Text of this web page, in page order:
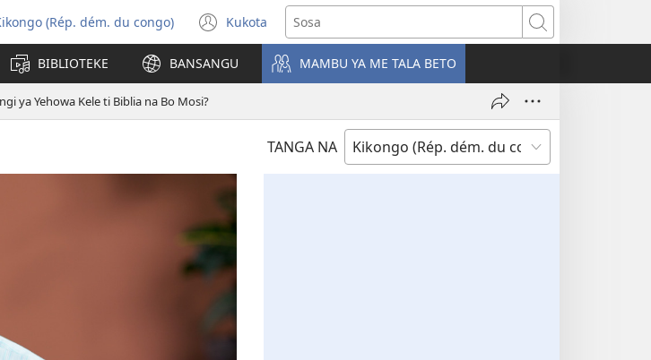
Sola
ndinga
(Rép. dém. du congo) Kukota
(ke
kangula
lutiti
ya
Sosa
BIBLIOTEKE BANSANGU MAMBU YA ME TALA BETO
ya Yehowa Kele ti Biblia na Bo Mosi?
TANGA NA